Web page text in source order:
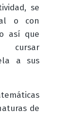
se
o con
así que
cursar
a sus
de